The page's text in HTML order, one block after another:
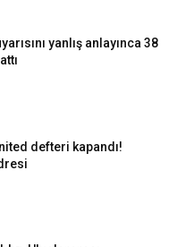
yanlış anlayınca 38
defteri kapandı!